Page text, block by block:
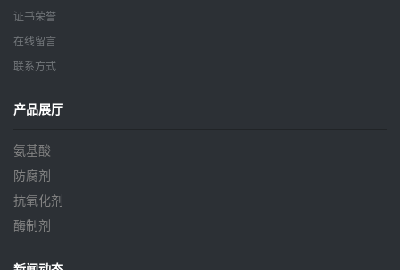
证书荣誉
在线留言
联系方式
产品展厅
氨基酸
防腐剂
抗氧化剂
酶制剂